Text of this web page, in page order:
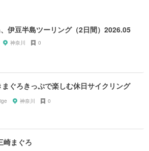
伊豆半島ツーリング（2日間）2026.05
神奈川 0
ぐろきっぷで楽しむ休日サイクリング
神奈川 0
崎まぐろ